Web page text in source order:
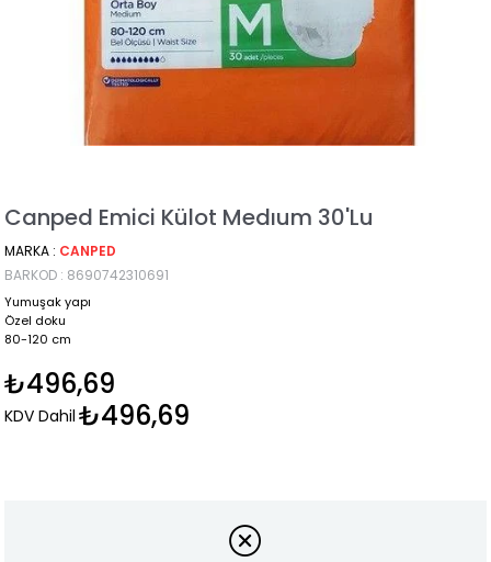
Canped Emici Külot Medıum 30'lu
MARKA : CANPED
BARKOD : 8690742310691
Yumuşak yapı
Özel doku
80-120 cm
₺496,69
KDV Dahil ₺496,69